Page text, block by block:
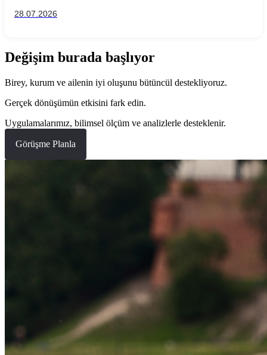
28.07.2026
Değişim burada başlıyor
Birey, kurum ve ailenin iyi oluşunu bütüncül destekliyoruz.
Gerçek dönüşümün etkisini fark edin.
Uygulamalarımız, bilimsel ölçüm ve analizlerle desteklenir.
Görüşme Planla